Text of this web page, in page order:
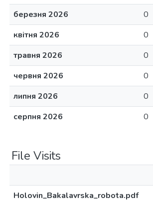
березня 2026
0
квітня 2026
0
травня 2026
0
червня 2026
0
липня 2026
0
серпня 2026
0
File Visits
Holovin_Bakalavrska_robota.pdf